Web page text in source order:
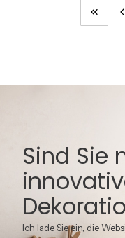
Zurück
Sind Sie
Ich lade Sie ein, die